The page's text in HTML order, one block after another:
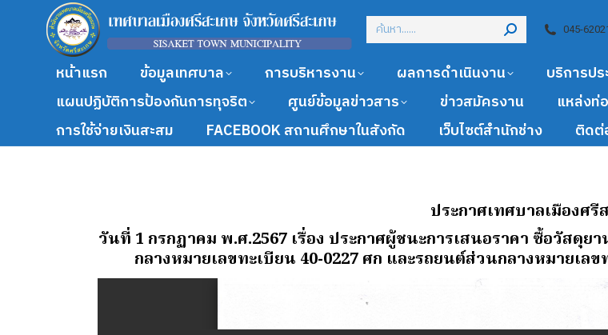
045-
หน้าแรก ข้อมูลเทศบาล การบริหารงาน ผลการดำเนินงาน บริการปร
แผนปฏิบัติการป้องกันการทุจริต
ศูนย์ข้อมูลข่าวสาร ข่าวสมัครงาน แหล่งท่
การใช้จ่ายเงินสะสม
FACEBOOK สถานศึกษาในสังกัด เว็บไซต์สำนักช่าง ติดต่
ประกาศเทศบาลเมืองศรี
วันที่ 1 กรกฏาคม พ.ศ.2567 เรื่อง ประกาศผู้ชนะการเสนอราคา ซื้อวัสดุ
กลางหมายเลขทะเบียน 40-0227 ศก และรถยนต์ส่วนกลางหมายเลข